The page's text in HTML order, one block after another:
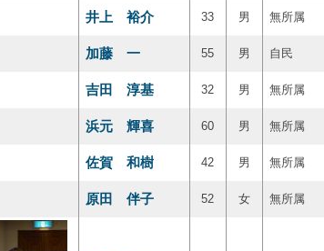
井上 裕介 33 男 無所属
加藤 一 55 男 自民
吉田 淳基 32 男 無所属
浜元 輝喜 60 男 無所属
佐賀 和樹 42 男 無所属
原田 伴子 52 女 無所属